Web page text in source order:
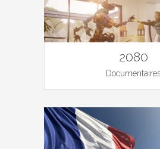
2080